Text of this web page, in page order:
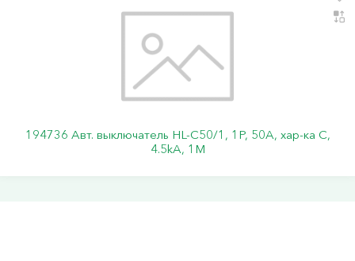
194736 Авт. выключатель HL-C50/1, 1P, 50A, хар-ка C,
4.5kA, 1M